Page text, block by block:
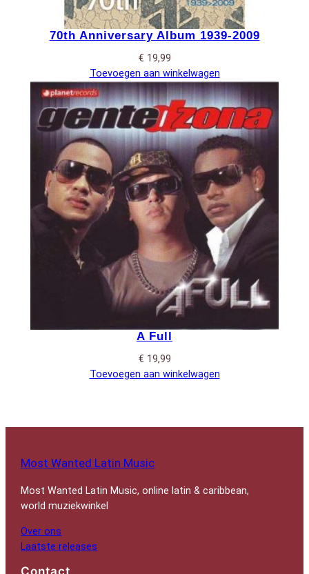
70th Anniversary Album 1939-2009
€ 19,99
Toevoegen aan winkelwagen
A Full
€ 19,99
Toevoegen aan winkelwagen
Most Wanted Latin Music
Most Wanted Latin Music, online latin & caribbean,
world muziekwinkel
Over ons
Laatste releases